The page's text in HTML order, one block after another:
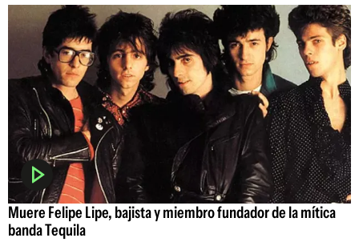
Muere Felipe Lipe, bajista y miembro fundador de la mítica
banda Tequila